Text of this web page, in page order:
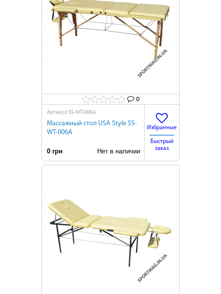
0
Артикул SS-WT-006A
Массажный стол USA Style SS-
WT-006A
0 грн Нет в наличии
Избранные
Быстрый
заказ